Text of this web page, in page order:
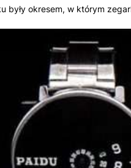
były okresem, w którym